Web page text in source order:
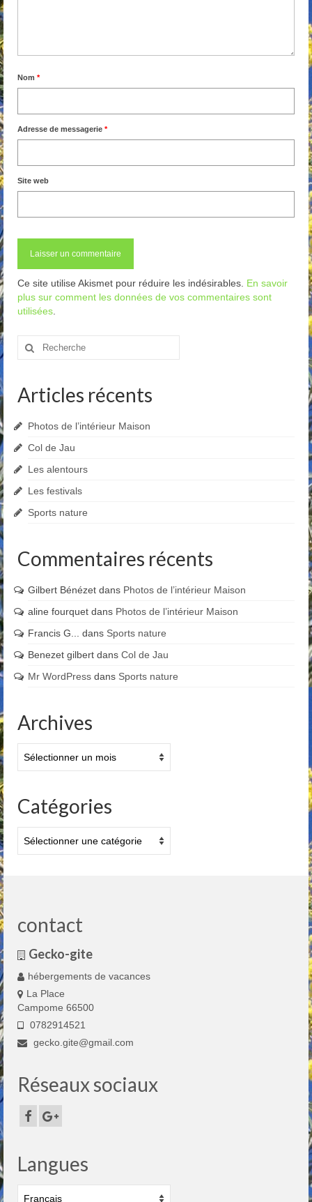
Nom *
Adresse de messagerie *
Site web
Ce site utilise Akismet pour réduire les indésirables. En savoir
plus sur comment les données de vos commentaires sont
utilisées
Rechercher
Articles récents
Photos de l’intérieur Maison
Col de Jau
Les alentours
Les festivals
Sports nature
Commentaires récents
Gilbert Bénézet dans Photos de l’intérieur Maison
aline fourquet dans Photos de l’intérieur Maison
Francis G...
dans Sports nature
Benezet gilbert dans Col de Jau
Mr WordPress dans Sports nature
Archives
Catégories
contact
Gecko-gite
hébergements de vacances
La Place
Campome 66500
0782914521
gecko.gite@gmail.com
Réseaux sociaux
Langues